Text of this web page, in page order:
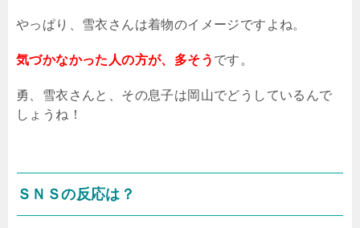
やっぱり、雪衣さんは着物のイメージですよね。
気づかなかった人の方が、多そう です。
勇、雪衣さんと、その息子は岡山でどうしているんで
しょうね！
ＳＮＳの反応は？